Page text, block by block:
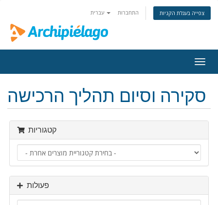
התחברות צפייה בעגלת הקניות
ניווט
סקירה וסיום תהליך הרכישה
קטגוריות
פעולות